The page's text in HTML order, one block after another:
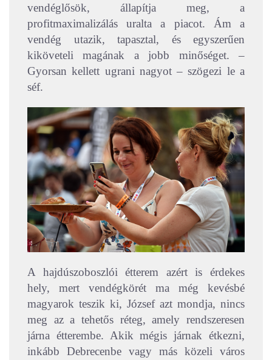
vendéglősök, állapítja meg, a
profitmaximalizálás uralta a piacot. Ám a
vendég utazik, tapasztal, és egyszerűen
kiköveteli magának a jobb minőséget. –
Gyorsan kellett ugrani nagyot – szögezi le a
séf.
A hajdúszoboszlói étterem azért is érdekes
hely, mert vendégkörét ma még kevésbé
magyarok teszik ki, József azt mondja, nincs
meg az a tehetős réteg, amely rendszeresen
járna étterembe. Akik mégis járnak étkezni,
inkább Debrecenbe vagy más közeli város